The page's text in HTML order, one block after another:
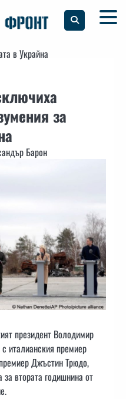
в Украйна
за
Барон
президент Володимир
италианския премиер
Джъстин Трюдо,
втората годишнина от